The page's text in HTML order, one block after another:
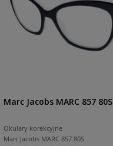
Marc Jacobs MARC 857 80S
Okulary korekcyjne
Marc Jacobs MARC 857 80S